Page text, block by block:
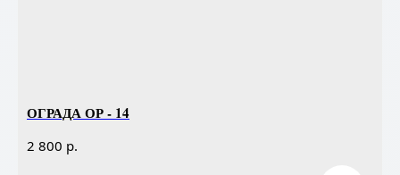
ОГРАДА ОР - 14
2 800 р.